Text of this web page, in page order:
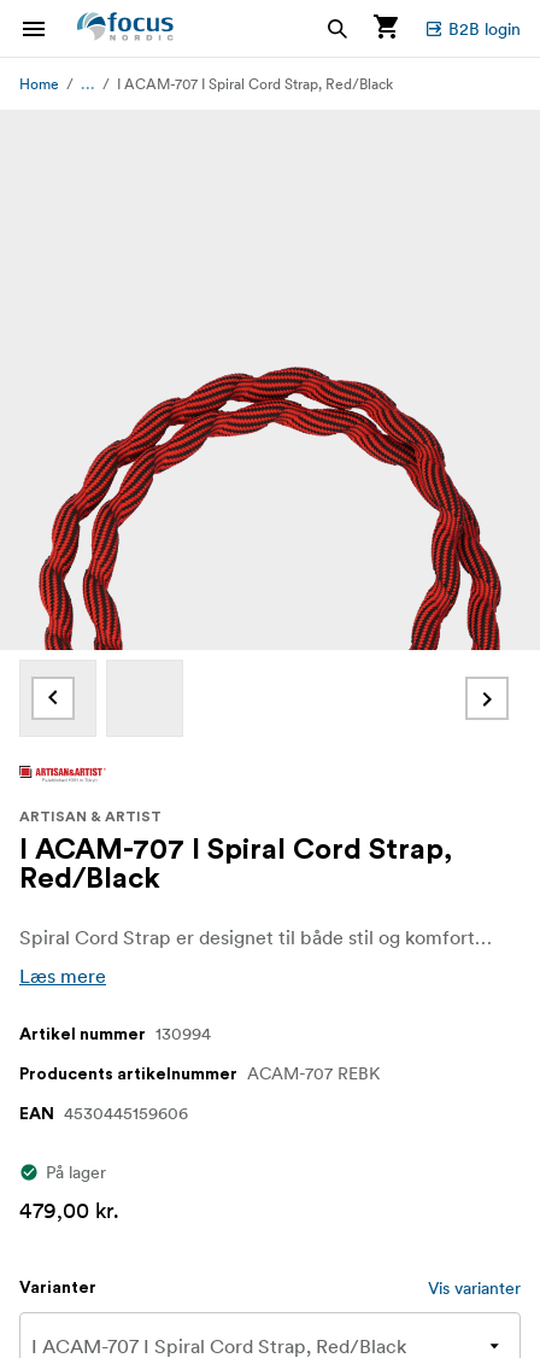
B2B login
Home ... I ACAM-707 I Spiral Cord Strap, Red/Black
ARTISAN & ARTIST
I ACAM-707 I Spiral Cord Strap,
Red/Black
Spiral Cord Strap er designet til både stil og komfort og har en blød, let elastisk snor, der sikrer en sikker og behagelig pasform og minimerer belastningen på nakke og skuldre, selv ved længere tids brug. ACAM-707 er med sin længde på 980 mm designet til at blive båret komfortabelt rundt om halsen, hvilket giver fleksibilitet til at matche din personlige stil og dine behov.
Læs mere
Artikel nummer 130994
Producents artikelnummer ACAM-707 REBK
EAN 4530445159606
På lager
479,00 kr.
Varianter Vis varianter